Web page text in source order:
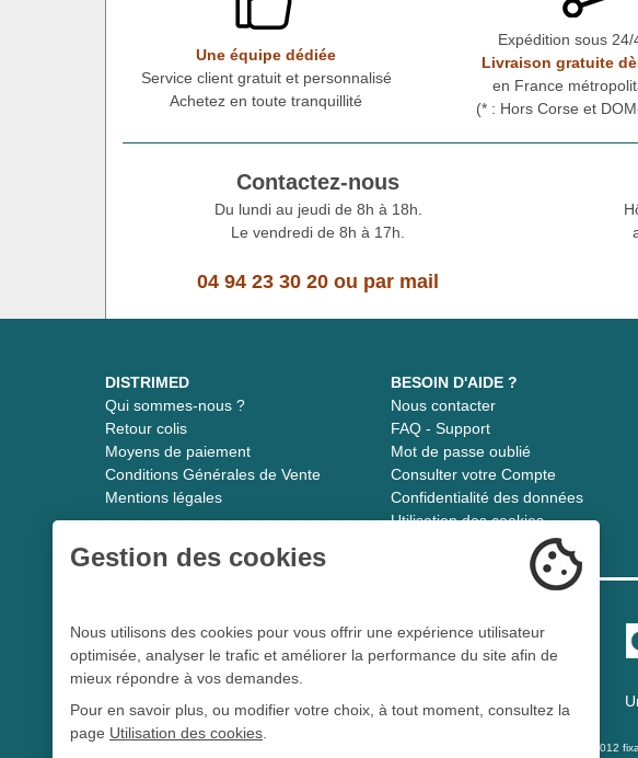
Une équipe dédiée
Service client gratuit et personnalisé
Achetez en toute tranquillité
Expédition sous 24/
Livraison gratuite
en France
(* : Hors Corse et
Contactez-nous
Du lundi au jeudi de 8h à 18h.
Le vendredi de 8h à 17h.
04 94 23 30 20 ou par mail
DISTRIMED
Qui sommes-nous ?
Retour colis
Moyens de paiement
Conditions Générales de Vente
Mentions légales
BESOIN D'AIDE ?
Nous contacter
FAQ - Support
Mot de passe oublié
Consulter votre Compte
Confidentialité des données
Utilisation des cookies
Distrimed.com 1989 - 2026
Le spécialiste du matériel médical
L 5213-3 du code de la santé publique et à l’arrêté du 21 décembre 2012
Gestion des cookies
Nous utilisons des cookies pour vous offrir une expérience utilisateur
optimisée, analyser le trafic et améliorer la performance du site afin de
mieux répondre à vos demandes.
Pour en savoir plus, ou modifier votre choix, à tout moment, consultez la
page Utilisation des cookies